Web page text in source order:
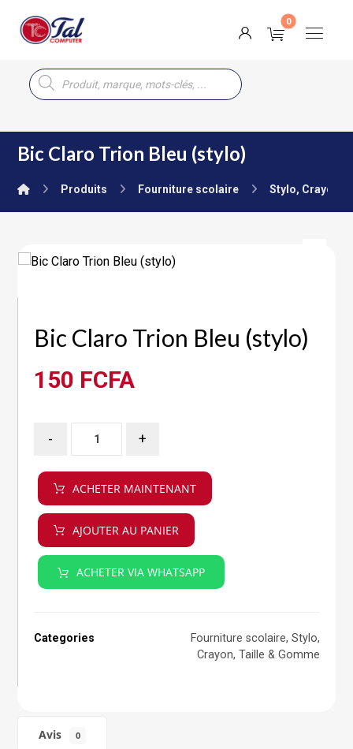
Bic Claro Trion Bleu (stylo)
Produits Fourniture scolaire Stylo, Crayon,
Bic Claro Trion Bleu (stylo)
150 FCFA
- +
ACHETER MAINTENANT
AJOUTER AU PANIER
ACHETER VIA WHATSAPP
Categories Fourniture scolaire, Stylo,
Crayon, Taille & Gomme
Avis 0